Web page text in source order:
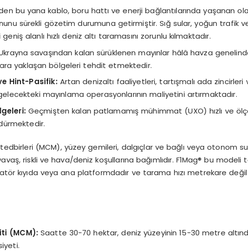
bu yana kablo, boru hattı ve enerji bağlantılarında yaşanan
sürekli gözetim durumuna getirmiştir. Sığ sular, yoğun trafik
alanlı hızlı deniz altı taramasını zorunlu kılmaktadır.
savaşından kalan sürüklenen mayınlar hâlâ havza
yaklaşan bölgeleri tehdit etmektedir.
Hint-Pasifik: Artan denizaltı faaliyetleri, tartışmalı ada zincirleri
mayınlama operasyonlarının maliyetini artırmaktadır.
Geçmişten kalan patlamamış mühimmat (UXO) hızlı ve
tedbirleri (MCM), yüzey gemileri, dalgıçlar ve bağlı veya otonom
riskli ve hava/deniz koşullarına bağımlıdır. F1Mag® bu modeli
kıyıda veya ana platformdadır ve tarama hızı metrekare
(MCM): Saatte 30-70 hektar, deniz yüzeyinin 15-30 metre